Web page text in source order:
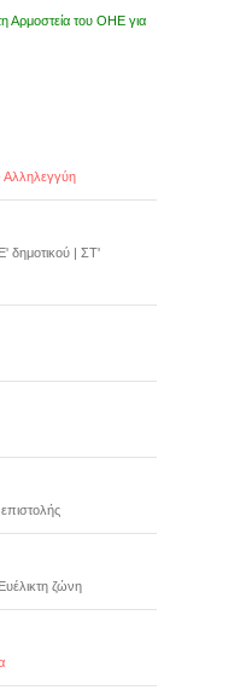
Αρμοστεία του ΟΗΕ για
Αλληλεγγύη
δημοτικού | ΣΤ'
ζώνη